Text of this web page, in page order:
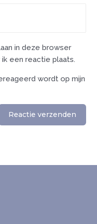
in deze browser
een reactie plaats.
wordt op mijn
Reactie verzenden